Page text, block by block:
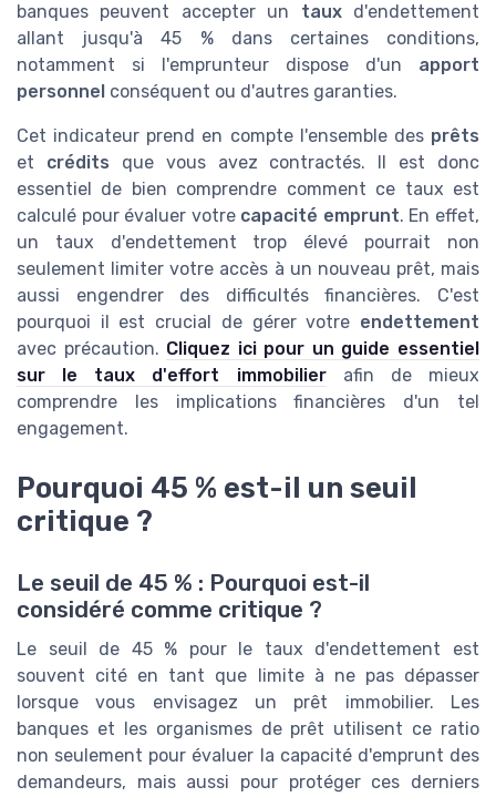
banques peuvent accepter un tauxd'endettement
allant jusqu'à 45 % dans certaines conditions,
notamment si l'emprunteur dispose d'un apport
personnel conséquent ou d'autres garanties.
Cet indicateur prend en compte l'ensemble des prêts
et crédits que vous avez contractés. Il est donc
essentiel de bien comprendre comment ce taux est
calculé pour évaluer votre capacité emprunt. En effet,
un taux d'endettement trop élevé pourrait non
seulement limiter votre accès à un nouveau prêt, mais
aussi engendrer des difficultés financières. C'est
pourquoi il est crucial de gérer votre endettement
avec précaution. Cliquez ici pour un guide essentiel
sur le taux d'effort immobilierafin de mieux
comprendre les implications financières d'un tel
engagement.
Pourquoi 45 % est-il un seuil
critique ?
Le seuil de 45 % : Pourquoi est-il
considéré comme critique ?
Le seuil de 45 % pour le taux d'endettement est
souvent cité en tant que limite à ne pas dépasser
lorsque vous envisagez un prêt immobilier. Les
banques et les organismes de prêt utilisent ce ratio
non seulement pour évaluer la capacité d'emprunt des
demandeurs, mais aussi pour protéger ces derniers